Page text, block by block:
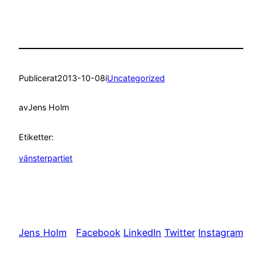
Publicerat2013-10-08iUncategorized
avJens Holm
Etiketter:
vänsterpartiet
Jens Holm Facebook LinkedIn Twitter Instagram